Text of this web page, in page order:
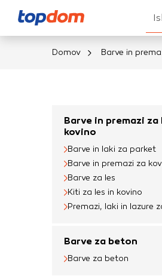
Domov Barve in
Barve in premazi za
kovino
Barve in laki za parket
Barve in premazi za
Barve za les
Kiti za les in kovino
Premazi, laki in lazure
Barve za beton
Barve za beton